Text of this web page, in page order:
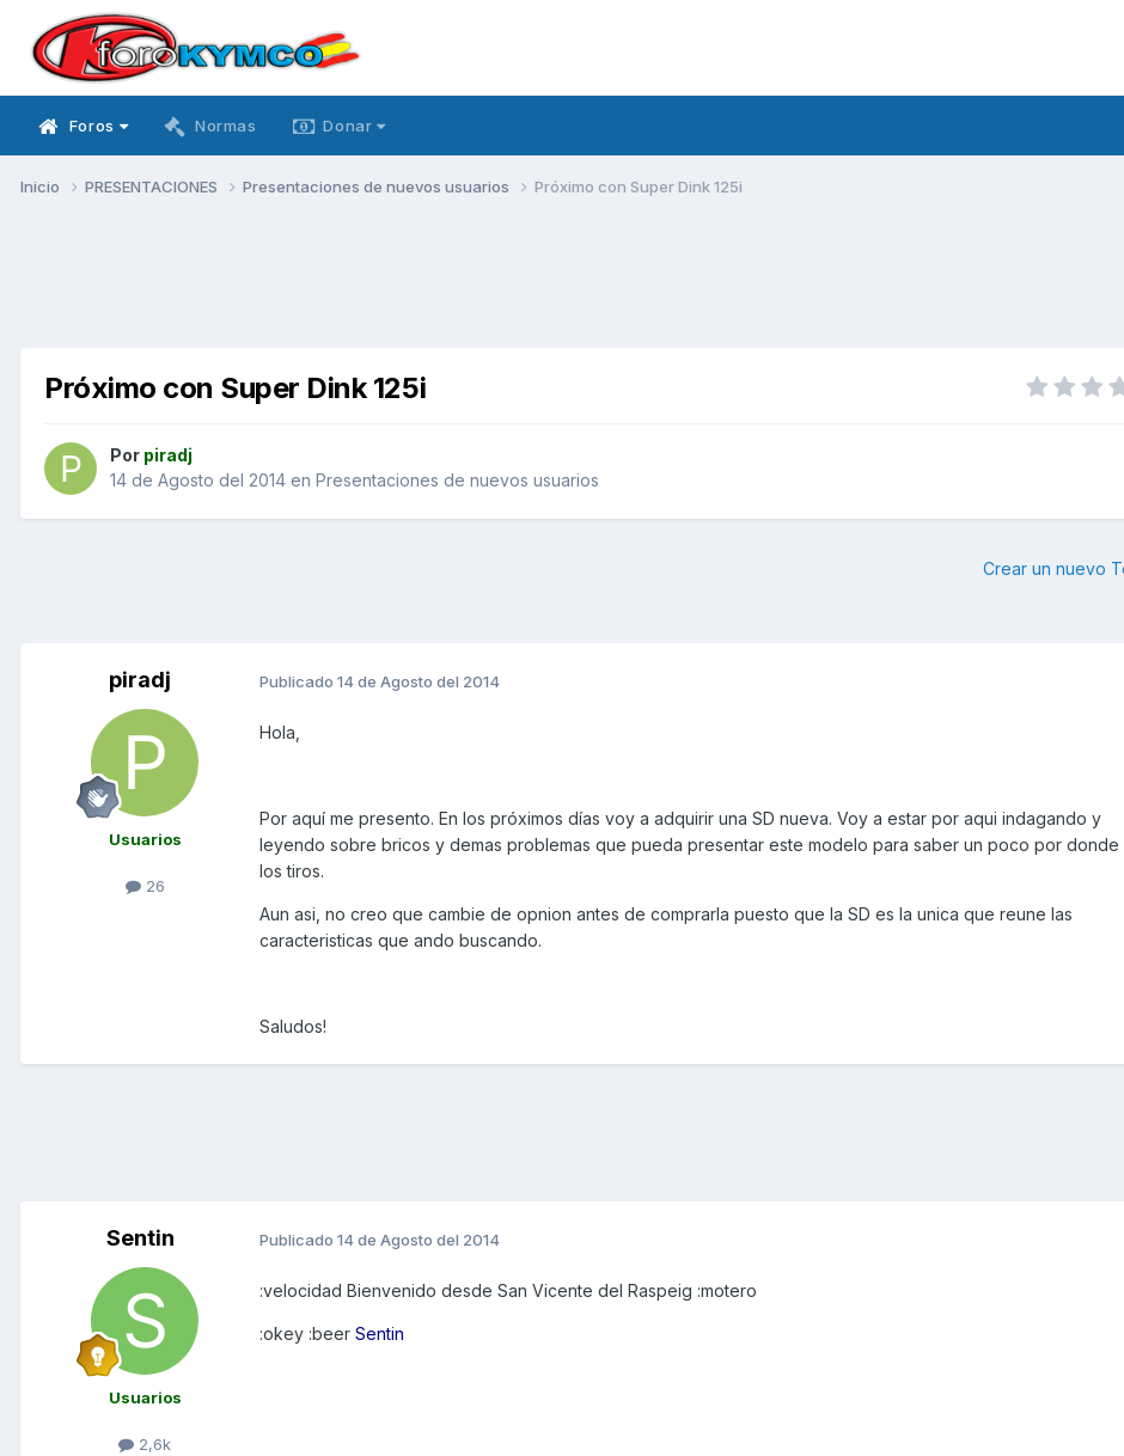
Foros Normas Donar
Inicio PRESENTACIONES Presentaciones de nuevos usuarios Próximo con Super Dink 125i
Próximo con Super Dink 125i
Por piradj
14 de Agosto del 2014 en Presentaciones de nuevos usuarios
Crear un nuevo
piradj
Usuarios
26
Publicado 14 de Agosto del 2014
Hola,
Por aquí me presento. En los próximos días voy a adquirir una SD nueva. Voy a estar por aqui indagando y
leyendo sobre bricos y demas problemas que pueda presentar este modelo para saber un poco por donde
los tiros.
Aun asi, no creo que cambie de opnion antes de comprarla puesto que la SD es la unica que reune las
caracteristicas que ando buscando.
Saludos!
Sentin
Usuarios
2,6k
Publicado 14 de Agosto del 2014
:velocidad Bienvenido desde San Vicente del Raspeig :motero
:okey :beer Sentin